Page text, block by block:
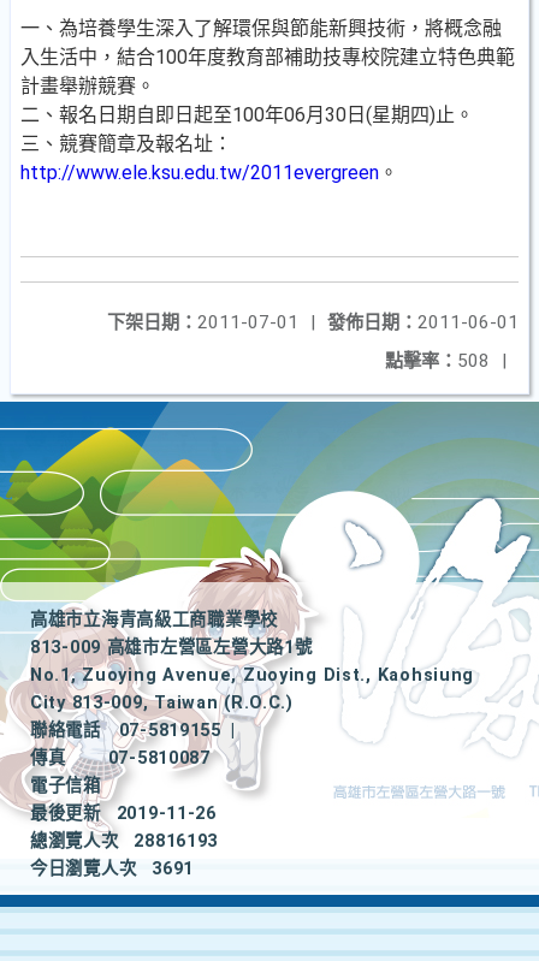
一、為培養學生深入了解環保與節能新興技術，將概念融
入生活中，結合100年度教育部補助技專校院建立特色典範
計畫舉辦競賽。
二、報名日期自即日起至100年06月30日(星期四)止。
三、競賽簡章及報名址：
http://www.ele.ksu.edu.tw/2011evergreen 。
發佈日期： 2011-06-01
下架日期： 2011-07-01
|
點擊率： 508 |
高雄市立海青高級工商職業學校
813-009 高雄市左營區左營大路1號
No.1, Zuoying Avenue, Zuoying Dist., Kaohsiung
City 813-009, Taiwan (R.O.C.)
聯絡電話
07-5819155
|
傳真
07-5810087
電子信箱
最後更新
2019-11-26
總瀏覽人次
28816193
今日瀏覽人次
3691